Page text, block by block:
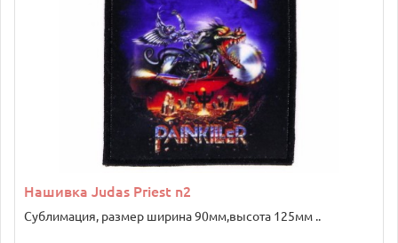
Нашивка Judas Priest n2
Сублимация, размер ширина 90мм,высота 125мм ..